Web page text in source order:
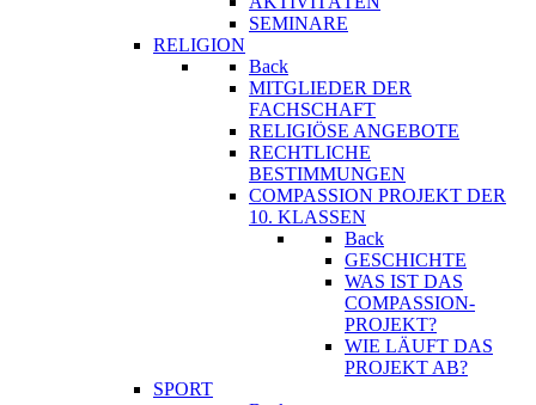
SEMINARE
RELIGION
Back
MITGLIEDER DER
FACHSCHAFT
RELIGIÖSE ANGEBOTE
RECHTLICHE
BESTIMMUNGEN
COMPASSION PROJEKT DER
10. KLASSEN
Back
GESCHICHTE
WAS IST DAS
COMPASSION-
PROJEKT?
WIE LÄUFT DAS
PROJEKT AB?
SPORT